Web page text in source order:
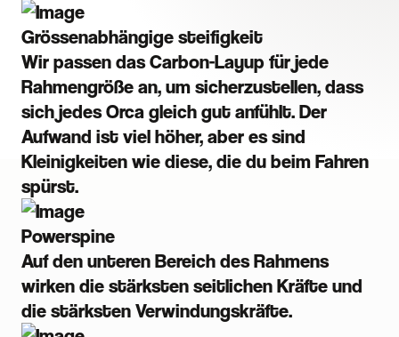
Grössenabhängige steifigkeit
Wir passen das Carbon-Layup für jede
Rahmengröße an, um sicherzustellen, dass
sich jedes Orca gleich gut anfühlt. Der
Aufwand ist viel höher, aber es sind
Kleinigkeiten wie diese, die du beim Fahren
spürst.
Powerspine
Auf den unteren Bereich des Rahmens
wirken die stärksten seitlichen Kräfte und
die stärksten Verwindungskräfte.